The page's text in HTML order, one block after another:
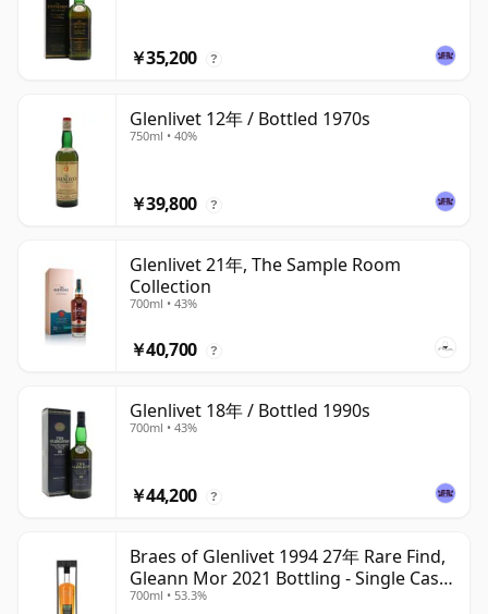
￥35,200 ?
Glenlivet 12年 / Bottled 1970s
750ml • 40%
￥39,800 ?
Glenlivet 21年, The Sample Room
Collection
700ml • 43%
￥40,700 ?
Glenlivet 18年 / Bottled 1990s
700ml • 43%
￥44,200 ?
Braes of Glenlivet 1994 27年 Rare Find,
Gleann Mor 2021 Bottling - Single Cask
165617
700ml • 53.3%